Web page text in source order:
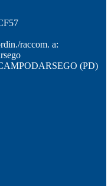
raccom. a:
(PD)